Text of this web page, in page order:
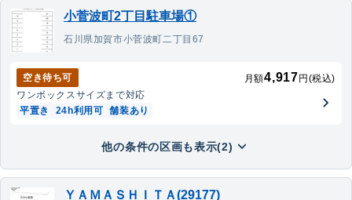
小菅波町2丁目駐車場①
石川県加賀市小菅波町二丁目67
空き待ち可 月額4,917 円(税込)
ワンボックスサイズまで対応
平置き
24h利用可 舗装あり
他の条件の区画も表示(2)
ＹＡＭＡＳＨＩＴＡ(29177)